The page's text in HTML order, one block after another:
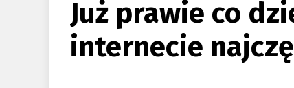
Już prawie co
internecie